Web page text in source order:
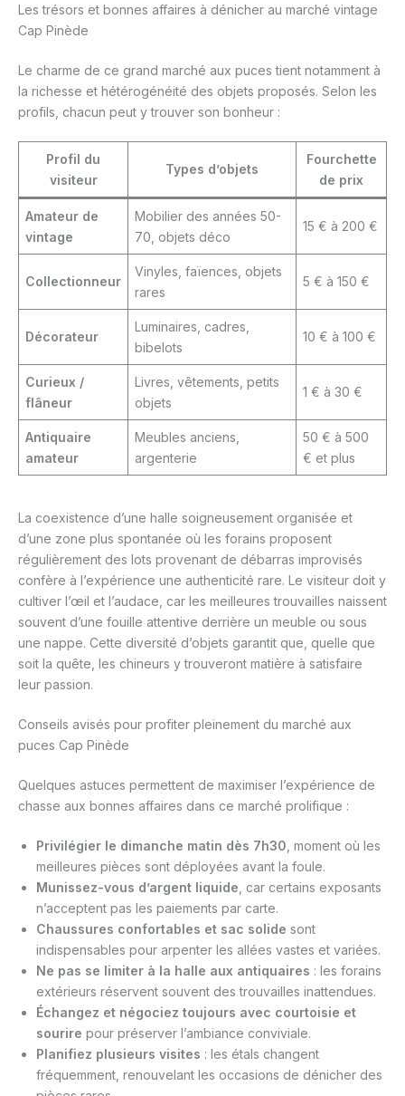
Les trésors et bonnes affaires à dénicher au marché vintage
Cap Pinède
Le charme de ce grand marché aux puces tient notamment à
la richesse et hétérogénéité des objets proposés. Selon les
profils, chacun peut y trouver son bonheur :
Profil du
visiteur
Types d’objets
Fourchette
de prix
Amateur de
vintage
Mobilier des années 50-
70, objets déco
15 € à 200 €
Collectionneur
Vinyles, faïences, objets
rares
5 € à 150 €
Décorateur
Luminaires, cadres,
bibelots
10 € à 100 €
Curieux /
flâneur
Livres, vêtements, petits
objets
1 € à 30 €
Antiquaire
amateur
Meubles anciens,
argenterie
50 € à 500
€ et plus
La coexistence d’une halle soigneusement organisée et
d’une zone plus spontanée où les forains proposent
régulièrement des lots provenant de débarras improvisés
confère à l’expérience une authenticité rare. Le visiteur doit y
cultiver l’œil et l’audace, car les meilleures trouvailles naissent
souvent d’une fouille attentive derrière un meuble ou sous
une nappe. Cette diversité d’objets garantit que, quelle que
soit la quête, les chineurs y trouveront matière à satisfaire
leur passion.
Conseils avisés pour profiter pleinement du marché aux
puces Cap Pinède
Quelques astuces permettent de maximiser l’expérience de
chasse aux bonnes affaires dans ce marché prolifique :
Privilégier le dimanche matin dès 7h30 , moment où les
meilleures pièces sont déployées avant la foule.
Munissez-vous d’argent liquide , car certains exposants
n’acceptent pas les paiements par carte.
Chaussures confortables et sac solide sont
indispensables pour arpenter les allées vastes et variées.
Ne pas se limiter à la halle aux antiquaires : les forains
extérieurs réservent souvent des trouvailles inattendues.
Échangez et négociez toujours avec courtoisie et
sourire pour préserver l’ambiance conviviale.
Planifiez plusieurs visites : les étals changent
fréquemment, renouvelant les occasions de dénicher des